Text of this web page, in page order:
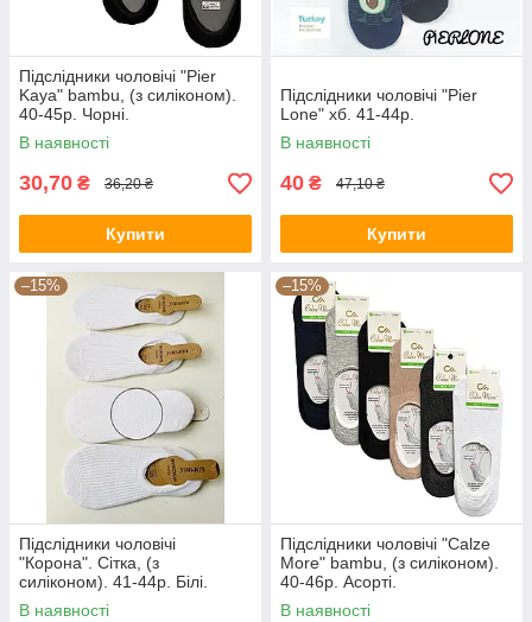
Підслідники чоловічі "Pier
Kaya" bambu, (з силіконом).
40-45р. Чорні.
В наявності
30,70 ₴ 36,20 ₴
Купити
Підслідники чоловічі "Pier
Lone" хб. 41-44р.
В наявності
40 ₴ 47,10 ₴
Купити
–15%
Підслідники чоловічі
"Корона". Сітка, (з
силіконом). 41-44р. Білі.
(AY109-3)
В наявності
–15%
Підслідники чоловічі "Calze
More" bambu, (з силіконом).
40-46р. Асорті.
В наявності